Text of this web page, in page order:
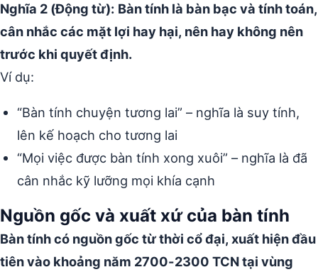
Nghĩa 2 (Động từ): Bàn tính là bàn bạc và tính toán,
cân nhắc các mặt lợi hay hại, nên hay không nên
trước khi quyết định.
Ví dụ:
“Bàn tính chuyện tương lai” – nghĩa là suy tính,
lên kế hoạch cho tương lai
“Mọi việc được bàn tính xong xuôi” – nghĩa là đã
cân nhắc kỹ lưỡng mọi khía cạnh
Nguồn gốc và xuất xứ của bàn tính
Bàn tính có nguồn gốc từ thời cổ đại, xuất hiện đầu
tiên vào khoảng năm 2700-2300 TCN tại vùng